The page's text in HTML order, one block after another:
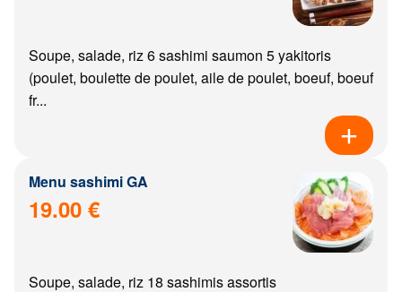
Soupe, salade, riz 6 sashimi saumon 5 yakitoris
(poulet, boulette de poulet, aile de poulet, boeuf, boeuf
fr...
Menu sashimi GA
19.00 €
Soupe, salade, riz 18 sashimis assortis